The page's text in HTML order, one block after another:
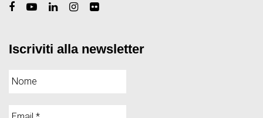
Iscriviti alla newsletter